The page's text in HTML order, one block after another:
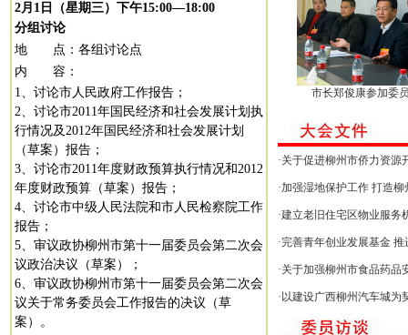
2月 1 日（星期三）下午15:00—18:00
分组讨论
地 点：各组讨论点
内 容：
1、讨论市人民政府工作报告；
2、讨论市2011年国民经济和社会发展计划执
行情况及2012年国民经济和社会发展计划
（草案）报告；
3、讨论市2011年度财政预算执行情况和2012
年度财政预算（草案）报告；
4、讨论市中级人民法院和市人民检察院工作
报告；
5、审议政协柳州市第十一届委员会第二次会
议政治决议（草案）；
6、审议政协柳州市第十一届委员会第二次会
议关于常务委员会工作报告的决议（草
案）。
市长郑俊康参加委
·关于促进柳州市侨力资源
·加强湿地保护工作 打造柳
·建立老旧住宅区物业服务
·完善青年创业发展基金
·关于加强柳州市食品药品
· 以建设广西柳州汽车城为